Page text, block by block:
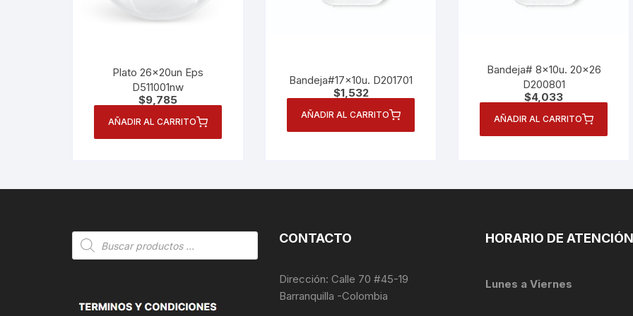
Plato 26x20un Eps
D511001nw
$9,785
AÑADIR AL CARRITO
Bandeja#17x10u. D201701
$1,532
AÑADIR AL CARRITO
Bandeja# 8x10u. 20×26
D200801
$4,033
AÑADIR AL CARRITO
Búsqueda
de
CONTACTO
Dirección: Calle 70 #45-19
Barranquilla -Colombia
HORARIO DE ATENCIÓN
Lunes a Viernes